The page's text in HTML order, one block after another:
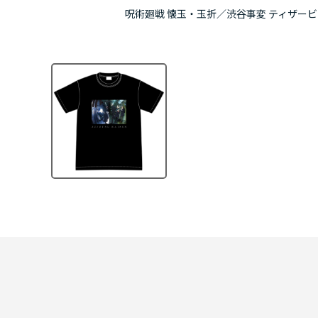
呪術廻戦 懐玉・玉折／渋谷事変 ティザー